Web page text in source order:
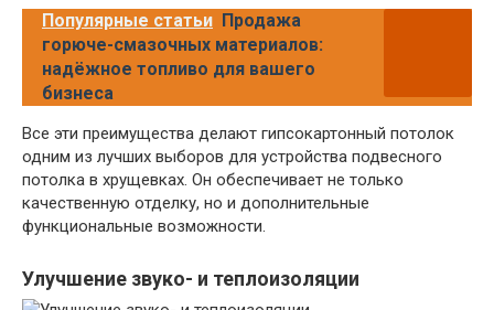
Популярные статьи Продажа
горюче-смазочных материалов:
надёжное топливо для вашего
бизнеса
Все эти преимущества делают гипсокартонный потолок
одним из лучших выборов для устройства подвесного
потолка в хрущевках. Он обеспечивает не только
качественную отделку, но и дополнительные
функциональные возможности.
Улучшение звуко- и теплоизоляции